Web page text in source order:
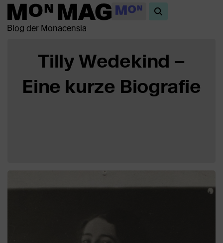
Blog der Monacensia
Tilly Wedekind –
Eine kurze Biografie